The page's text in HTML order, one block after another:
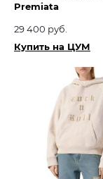
Premiata
29 400 руб.
Купить на ЦУМ